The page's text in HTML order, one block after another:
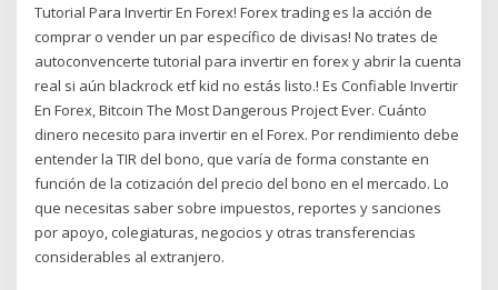
Tutorial Para Invertir En Forex! Forex trading es la acción de
comprar o vender un par específico de divisas! No trates de
autoconvencerte tutorial para invertir en forex y abrir la cuenta
real si aún blackrock etf kid no estás listo.! Es Confiable Invertir
En Forex, Bitcoin The Most Dangerous Project Ever. Cuánto
dinero necesito para invertir en el Forex. Por rendimiento debe
entender la TIR del bono, que varía de forma constante en
función de la cotización del precio del bono en el mercado. Lo
que necesitas saber sobre impuestos, reportes y sanciones
por apoyo, colegiaturas, negocios y otras transferencias
considerables al extranjero.